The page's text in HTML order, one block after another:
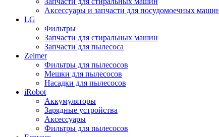
Аксессуары и запчасти для посудомоечных
LG
Фильтры
Запчасти для стиральных машин
Запчасти для пылесоса
Zelmer
Фильтры для пылесосов
Мешки для пылесосов
Насадки для пылесосов
iRobot
Аккумуляторы
Зарядные устройства
Аксессуары
Фильтры для пылесосов